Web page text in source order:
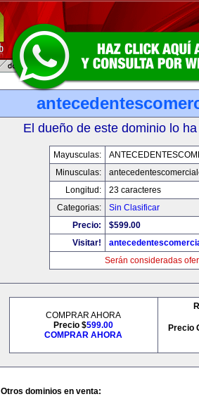
El dueño de este dominio lo
Mayusculas:
Minusculas:
Longitud:
23 caracteres
Categorias:
Sin Clasificar
Precio:
$599.00
Visitar!
Serán consideradas
COMPRAR AHORA
Precio $599.00
COMPRAR AHORA
Precio
Otros dominios en venta: